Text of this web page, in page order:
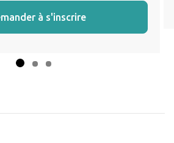
à s'inscrire